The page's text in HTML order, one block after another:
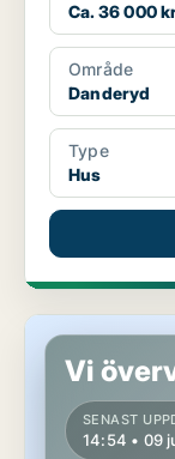
Ca. 36 000
Område
Danderyd
Type
Hus
Hus i Danderyd
Vi
SENAST
14:54 • 09